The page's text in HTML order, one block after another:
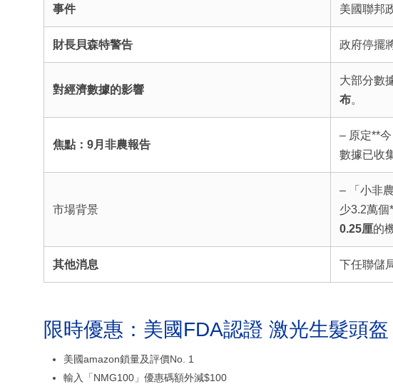
事件 美國聯邦
財長貝森特警告 政府停擺
對經濟數據的影響
大部分數
布。
焦點：9月非農報告
– 原定**
數據已收
市場背景
– 「小非
少3.2萬個
0.25厘的
其他消息 下任聯儲
限時優惠：美國FDA認證 激光生髮頭盔
美國amazon鎖量及評價No. 1
輸入「NMG100」優惠碼額外減$100